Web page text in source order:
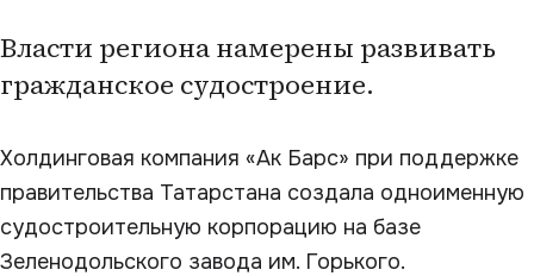
Власти региона намерены развивать
гражданское судостроение.
Холдинговая компания «Ак Барс» при поддержке
правительства Татарстана создала одноименную
судостроительную корпорацию на базе
Зеленодольского завода им. Горького.